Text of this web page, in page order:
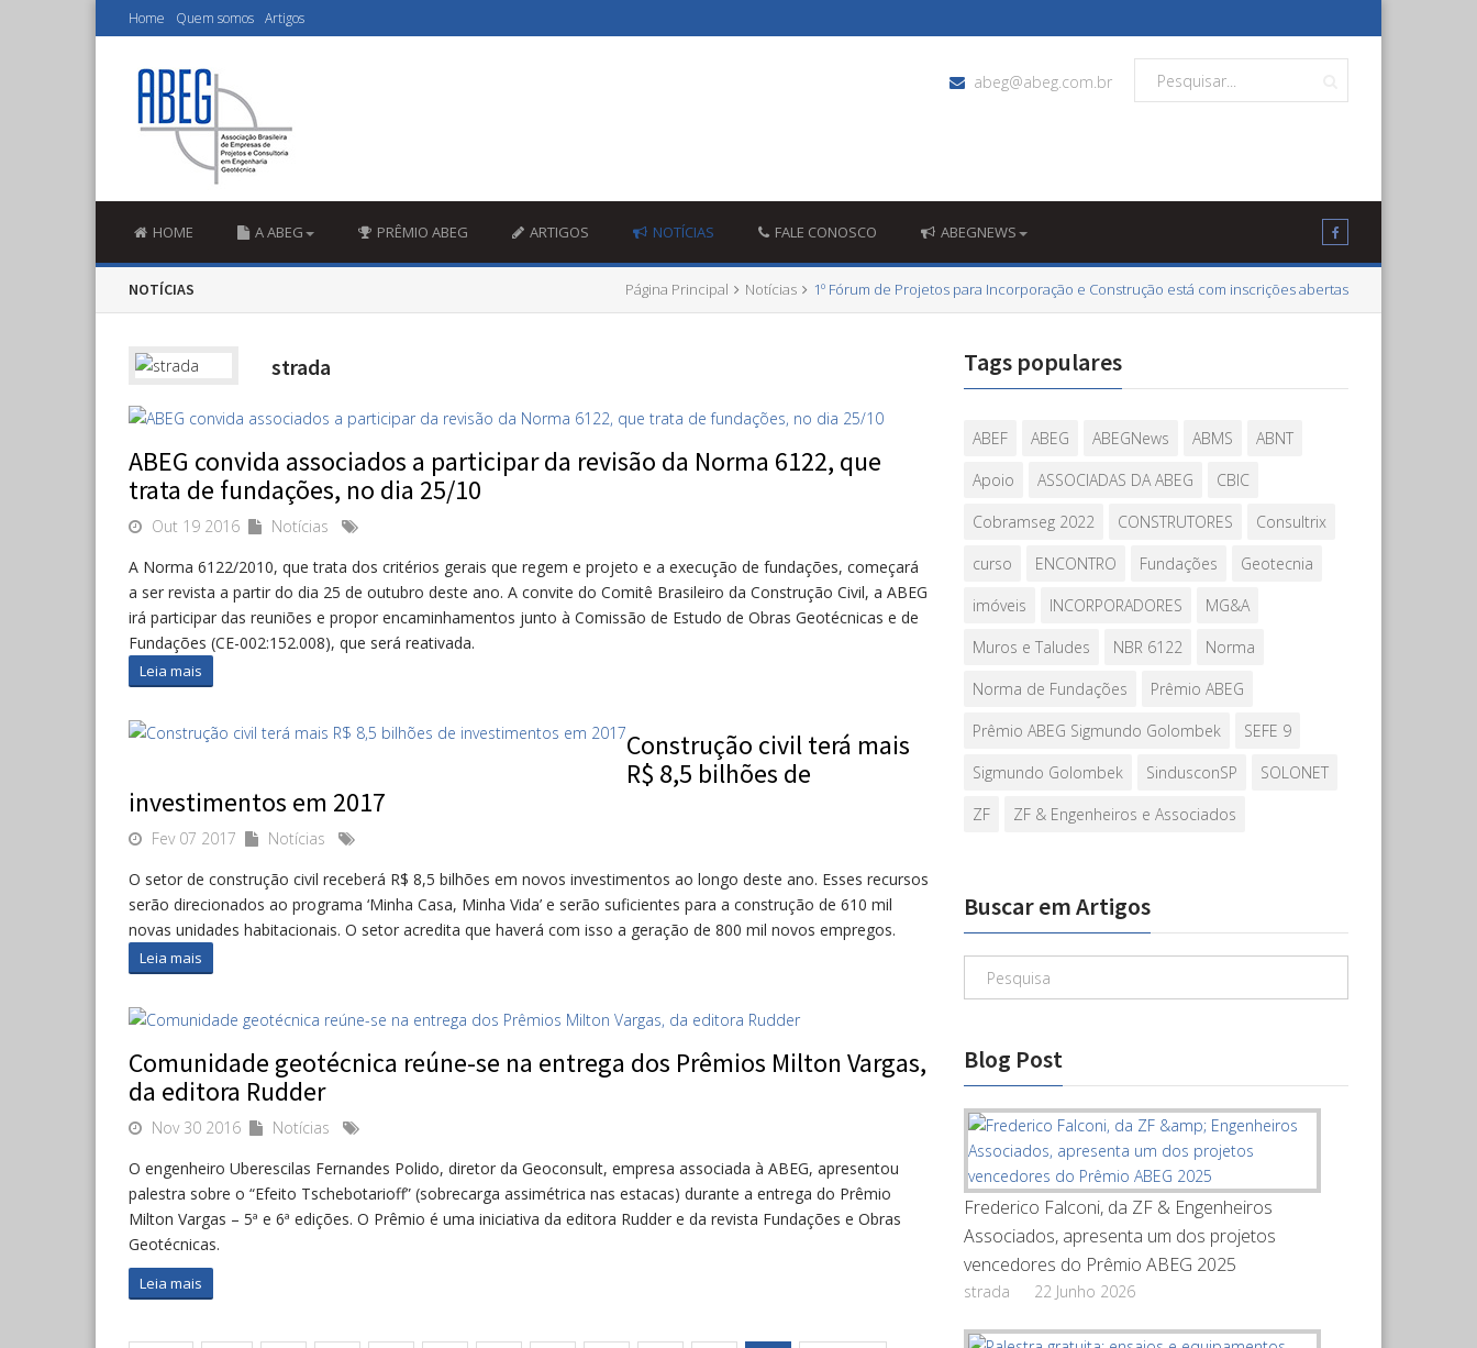
Home Quem somos Artigos
abeg@abeg.com.br
HOME A ABEG PRÊMIO ABEG ARTIGOS NOTÍCIAS FALE CONOSCO ABEGNEWS
NOTÍCIAS Página Principal Notícias 1º Fórum de Projetos para Incorporação e Construção está com inscrições abertas
strada
ABEG convida associados a participar da revisão da Norma 6122, que
trata de fundações, no dia 25/10
Out 19 2016
Notícias
A Norma 6122/2010, que trata dos critérios gerais que regem e projeto e a execução de fundações, começará
a ser revista a partir do dia 25 de outubro deste ano. A convite do Comitê Brasileiro da Construção Civil, a ABEG
irá participar das reuniões e propor encaminhamentos junto à Comissão de Estudo de Obras Geotécnicas e de
Fundações (CE-002:152.008), que será reativada.
Leia mais
Construção civil terá mais
R$ 8,5 bilhões de
investimentos em 2017
Fev 07 2017
Notícias
O setor de construção civil receberá R$ 8,5 bilhões em novos investimentos ao longo deste ano. Esses recursos
serão direcionados ao programa ‘Minha Casa, Minha Vida’ e serão suficientes para a construção de 610 mil
novas unidades habitacionais. O setor acredita que haverá com isso a geração de 800 mil novos empregos.
Leia mais
Comunidade geotécnica reúne-se na entrega dos Prêmios Milton Vargas,
da editora Rudder
Nov 30 2016
Notícias
O engenheiro Uberescilas Fernandes Polido, diretor da Geoconsult, empresa associada à ABEG, apresentou
palestra sobre o “Efeito Tschebotarioff” (sobrecarga assimétrica nas estacas) durante a entrega do Prêmio
Milton Vargas – 5ª e 6ª edições. O Prêmio é uma iniciativa da editora Rudder e da revista Fundações e Obras
Geotécnicas.
Leia mais
Tags populares
ABEF ABEG ABEGNews ABMS
ABNT
Apoio
ASSOCIADAS DA ABEG
CBIC
Cobramseg 2022
CONSTRUTORES
Consultrix
curso
ENCONTRO Fundações
Geotecnia
imóveis
INCORPORADORES
MG&A
Muros e Taludes
NBR 6122
Norma
Norma de Fundações
Prêmio ABEG
Prêmio ABEG Sigmundo Golombek
SEFE 9
Sigmundo Golombek
SindusconSP
SOLONET
ZF
ZF & Engenheiros e Associados
Buscar em Artigos
Blog Post
Frederico Falconi, da ZF & Engenheiros
Associados, apresenta um dos projetos
vencedores do Prêmio ABEG 2025
strada 22 Junho 2026